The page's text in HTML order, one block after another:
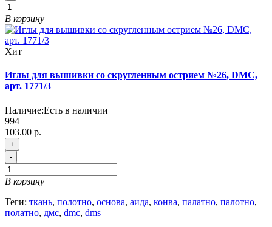
В корзину
Хит
Иглы для вышивки со скругленным острием №26, DMC,
арт. 1771/3
Наличие:Есть в наличии
994
103.00 р.
+
-
В корзину
Теги: ткань, полотно, основа, аида, конва, палатно, палотно,
полатно, дмс, dmc, dms